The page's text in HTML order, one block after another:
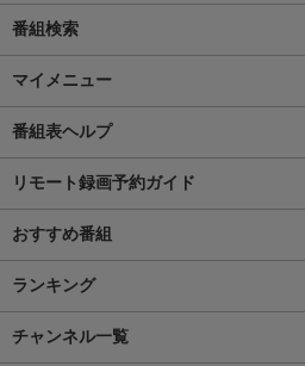
番組検索
マイメニュー
番組表ヘルプ
リモート録画予約ガイド
おすすめ番組
ランキング
チャンネル一覧